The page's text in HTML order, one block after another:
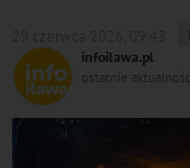
infoilawa.pl
ostatnie aktualności